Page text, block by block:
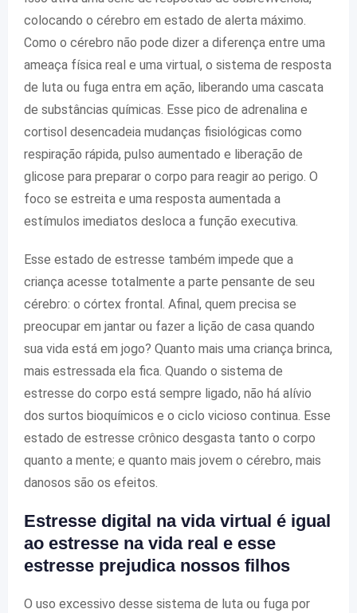
colocando o cérebro em estado de alerta máximo.
Como o cérebro não pode dizer a diferença entre uma
ameaça física real e uma virtual, o sistema de resposta
de luta ou fuga entra em ação, liberando uma cascata
de substâncias químicas. Esse pico de adrenalina e
cortisol desencadeia mudanças fisiológicas como
respiração rápida, pulso aumentado e liberação de
glicose para preparar o corpo para reagir ao perigo. O
foco se estreita e uma resposta aumentada a
estímulos imediatos desloca a função executiva.
Esse estado de estresse também impede que a
criança acesse totalmente a parte pensante de seu
cérebro: o córtex frontal. Afinal, quem precisa se
preocupar em jantar ou fazer a lição de casa quando
sua vida está em jogo? Quanto mais uma criança brinca,
mais estressada ela fica. Quando o sistema de
estresse do corpo está sempre ligado, não há alívio
dos surtos bioquímicos e o ciclo vicioso continua. Esse
estado de estresse crônico desgasta tanto o corpo
quanto a mente; e quanto mais jovem o cérebro, mais
danosos são os efeitos.
Estresse digital na vida virtual é igual
ao estresse na vida real e esse
estresse prejudica nossos filhos
O ​​uso excessivo desse sistema de luta ou fuga por